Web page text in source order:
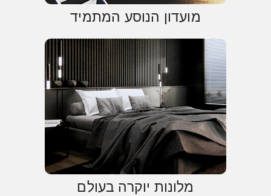
מועדון הנוסע המתמיד
מלונות יוקרה בעולם